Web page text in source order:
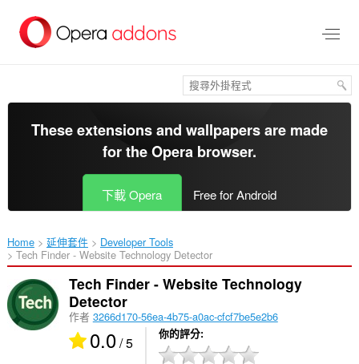
區
These extensions and wallpapers are made
for theOpera browser.
下載 Opera Free for Android
Home 延伸套件
Developer Tools
Tech Finder - Website Technology Detector‎
Tech Finder - Website Technology
Detector
作者 3266d170-56ea-4b75-a0ac-cfcf7be5e2b6
0.0/ 5 你的評分